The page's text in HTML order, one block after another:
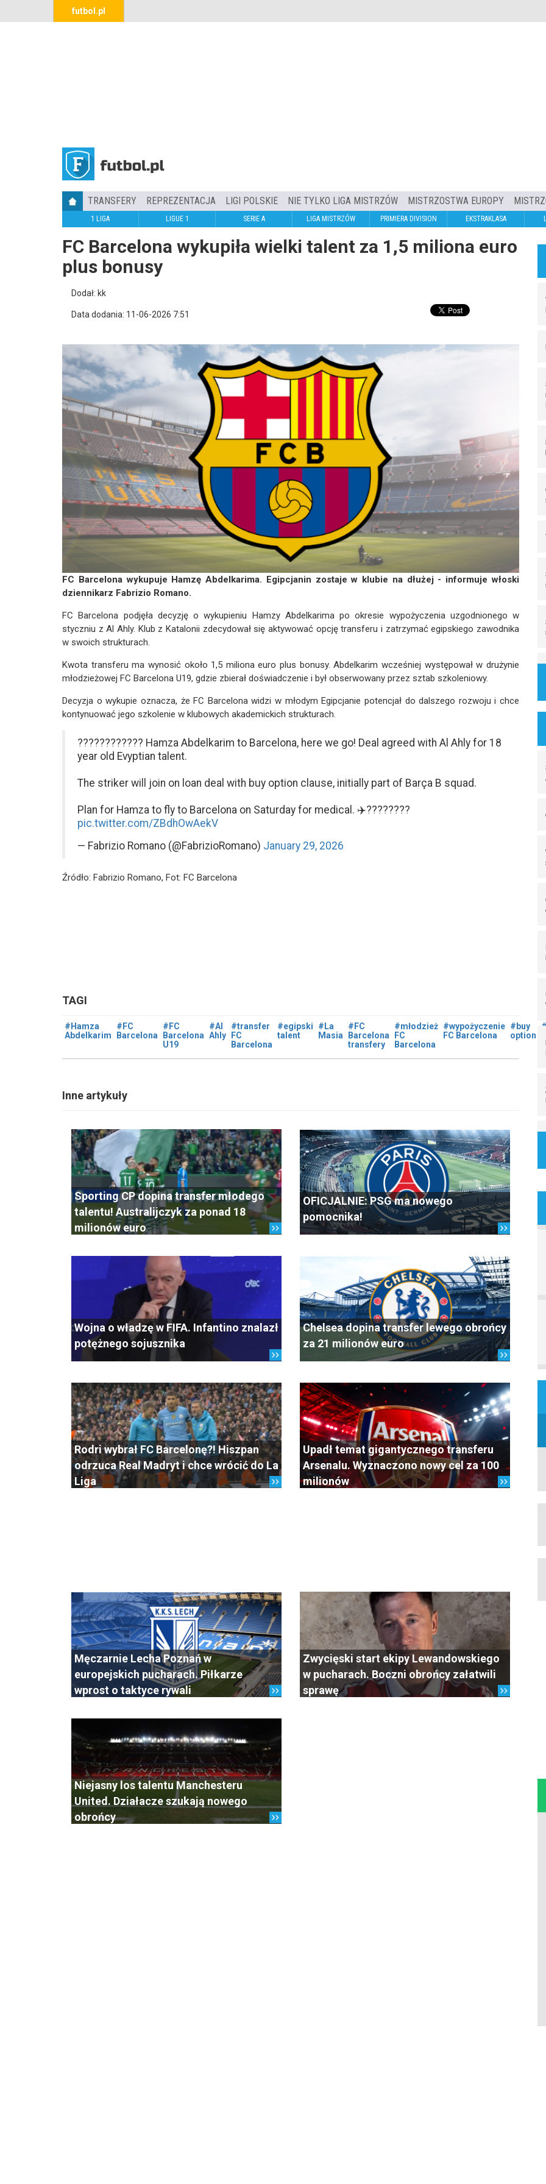
futbol.pl
TRANSFERY REPREZENTACJA LIGI POLSKIE NIE TYLKO LIGA MISTRZÓW MISTRZOSTWA EUROPY
1 LIGA LIGUE 1 SERIE A LIGA MISTRZÓW PRIMIERA DIVISION EKSTRAKLASA
FC Barcelona wykupiła wielki talent za 1,5 miliona euro
plus bonusy
Dodał: kk
Data dodania: 11-06-2026 7:51
FC Barcelona wykupuje Hamzę Abdelkarima. Egipcjanin zostaje w klubie na dłużej - informuje włoski
dziennikarz Fabrizio Romano.
FC Barcelona podjęła decyzję o wykupieniu Hamzy Abdelkarima po okresie wypożyczenia uzgodnionego w
styczniu z Al Ahly. Klub z Katalonii zdecydował się aktywować opcję transferu i zatrzymać egipskiego zawodnika
w swoich strukturach.
Kwota transferu ma wynosić około 1,5 miliona euro plus bonusy. Abdelkarim wcześniej występował w drużynie
młodzieżowej FC Barcelona U19, gdzie zbierał doświadczenie i był obserwowany przez sztab szkoleniowy.
Decyzja o wykupie oznacza, że FC Barcelona widzi w młodym Egipcjanie potencjał do dalszego rozwoju i chce
kontynuować jego szkolenie w klubowych akademickich strukturach.
???????????? Hamza Abdelkarim to Barcelona, here we go! Deal agreed with Al Ahly for 18
year old Evyptian talent.
The striker will join on loan deal with buy option clause, initially part of Barça B squad.
Plan for Hamza to fly to Barcelona on Saturday for medical. ✈️????????
pic.twitter.com/ZBdhOwAekV
— Fabrizio Romano (@FabrizioRomano) January 29, 2026
Źródło: Fabrizio Romano, Fot: FC Barcelona
TAGI
#Hamza
Abdelkarim
#FC
Barcelona
#FC
Barcelona
U19
#Al
Ahly
#transfer
FC
Barcelona
#egipski
talent
#La
Masia
#FC
Barcelona
transfery
#młodzież
FC
Barcelona
#wypożyczenie
FC Barcelona
#buy
option
Inne artykuły
Sporting CP dopina transfer młodego
talentu! Australijczyk za ponad 18
milionów euro
OFICJALNIE: PSG ma nowego
pomocnika!
Wojna o władzę w FIFA. Infantino znalazł
potężnego sojusznika
Chelsea dopina transfer lewego obrońcy
za 21 milionów euro
Rodri wybrał FC Barcelonę?! Hiszpan
odrzuca Real Madryt i chce wrócić do La
Liga
Upadł temat gigantycznego transferu
Arsenalu. Wyznaczono nowy cel za 100
milionów
Męczarnie Lecha Poznań w
europejskich pucharach. Piłkarze
wprost o taktyce rywali
Zwycięski start ekipy Lewandowskiego
w pucharach. Boczni obrońcy załatwili
sprawę
Niejasny los talentu Manchesteru
United. Działacze szukają nowego
obrońcy